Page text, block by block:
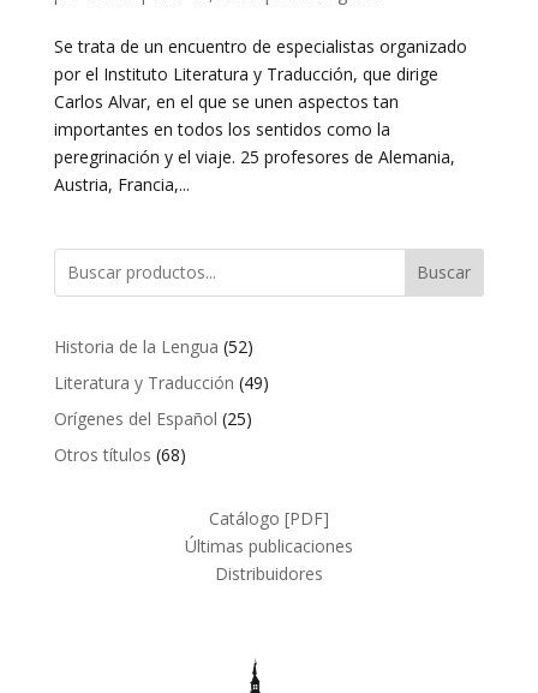
Se trata de un encuentro de especialistas organizado
por el Instituto Literatura y Traducción, que dirige
Carlos Alvar, en el que se unen aspectos tan
importantes en todos los sentidos como la
peregrinación y el viaje. 25 profesores de Alemania,
Austria, Francia,...
Buscar
Historia de la Lengua 5252
productos
Literatura y Traducción 4949
Orígenes del Español 2525
Otros títulos 6868
Catálogo [PDF]
Últimas publicaciones
Distribuidores